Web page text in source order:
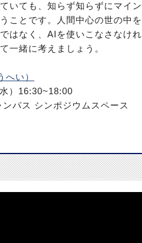
いても、知らず知らずにマイ
ことです。人間中心の世の中
はなく、AIを使いこなさなけ
一緒に考えましょう。
い）
）16:30~18:00
パス シンポジウムスペース